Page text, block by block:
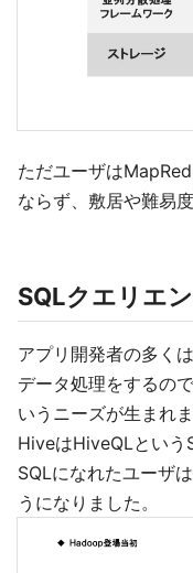
ただユーザは
ならず、敷居や難易
SQLクエリエ
アプリ開発者の多く
データ処理をするの
いうニーズが生まれ
HiveはHiveQLという
SQLになれたユーザ
うになりました。